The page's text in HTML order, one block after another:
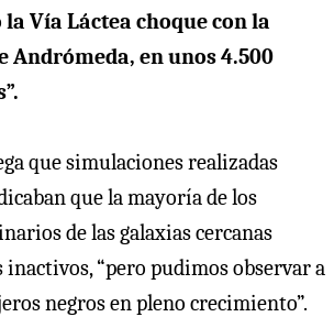
Vía Láctea choque con la
Andrómeda, en unos 4.500
que simulaciones realizadas
que la mayoría de los
de las galaxias cercanas
inactivos, “pero pudimos observar a
negros en pleno crecimiento”.